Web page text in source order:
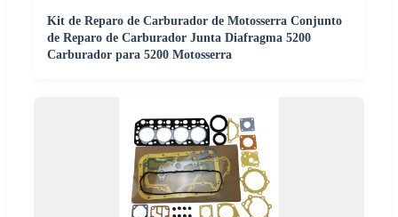
Kit de Reparo de Carburador de Motosserra Conjunto
de Reparo de Carburador Junta Diafragma 5200
Carburador para 5200 Motosserra